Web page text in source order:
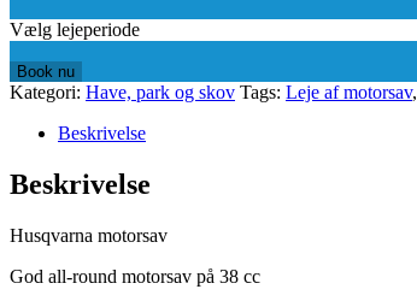
Vælg lejeperiode
Book nu
Kategori: Have, park og skov Tags: Leje af motorsav,
Beskrivelse
Beskrivelse
Husqvarna motorsav
God all-round motorsav på 38 cc